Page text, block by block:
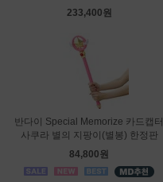
233,400원
반다이 Special Memorize 카드캡터
사쿠라 별의 지팡이(별봉) 한정판
84,800원